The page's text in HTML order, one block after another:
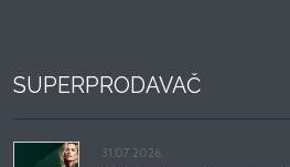
SUPERPRODAVAČ
31.07.2026.